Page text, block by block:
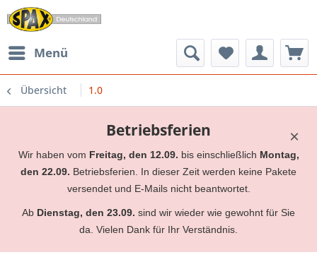
Menü
Übersicht 1.0
×
Betriebsferien
Wir haben vom Freitag, den 12.09. bis einschließlich Montag,
den 22.09. Betriebsferien. In dieser Zeit werden keine Pakete
versendet und E-Mails nicht beantwortet.
Ab Dienstag, den 23.09. sind wir wieder wie gewohnt für Sie
da. Vielen Dank für Ihr Verständnis.